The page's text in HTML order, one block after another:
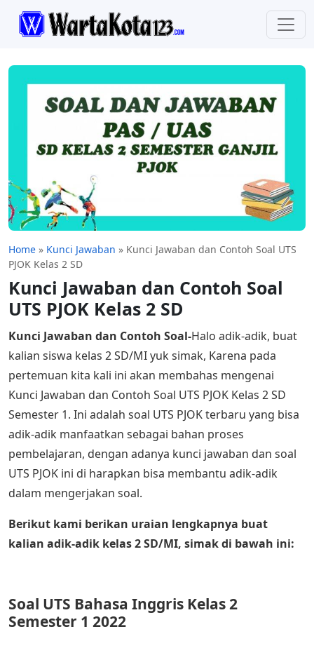
Home » Kunci Jawaban » Kunci Jawaban dan Contoh Soal UTS
PJOK Kelas 2 SD
Kunci Jawaban dan Contoh Soal
UTS PJOK Kelas 2 SD
Kunci Jawaban dan Contoh Soal-Halo adik-adik, buat
kalian siswa kelas 2 SD/MI yuk simak, Karena pada
pertemuan kita kali ini akan membahas mengenai
Kunci Jawaban dan Contoh Soal UTS PJOK Kelas 2 SD
Semester 1. Ini adalah soal UTS PJOK terbaru yang bisa
adik-adik manfaatkan sebagai bahan proses
pembelajaran, dengan adanya kunci jawaban dan soal
UTS PJOK ini di harapkan bisa membantu adik-adik
dalam mengerjakan soal.
Berikut kami berikan uraian lengkapnya buat
kalian adik-adik kelas 2 SD/MI, simak di bawah ini:
Soal UTS Bahasa Inggris Kelas 2
Semester 1 2022